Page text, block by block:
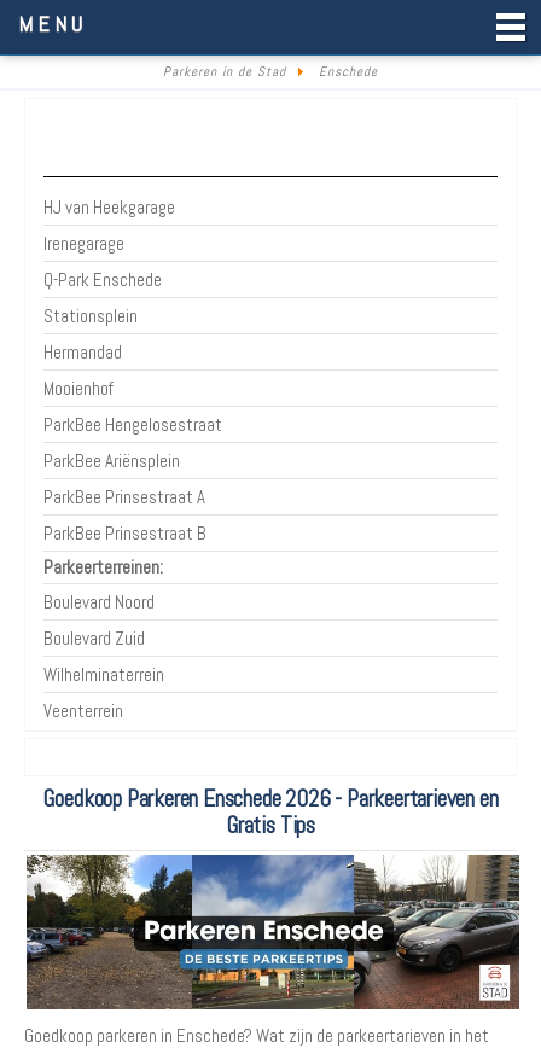
MENU
Parkeren in de Stad Enschede
HJ van Heekgarage
Irenegarage
Q-Park Enschede
Stationsplein
Hermandad
Mooienhof
ParkBee Hengelosestraat
ParkBee Ariënsplein
ParkBee Prinsestraat A
ParkBee Prinsestraat B
Parkeerterreinen:
Boulevard Noord
Boulevard Zuid
Wilhelminaterrein
Veenterrein
Goedkoop Parkeren Enschede 2026 - Parkeertarieven en
Gratis Tips
Goedkoop parkeren in Enschede? Wat zijn de parkeertarieven in het